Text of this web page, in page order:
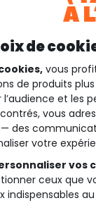
de
vous
de produits
et les
vous
— des
votre
vos
ceux que
indispensables